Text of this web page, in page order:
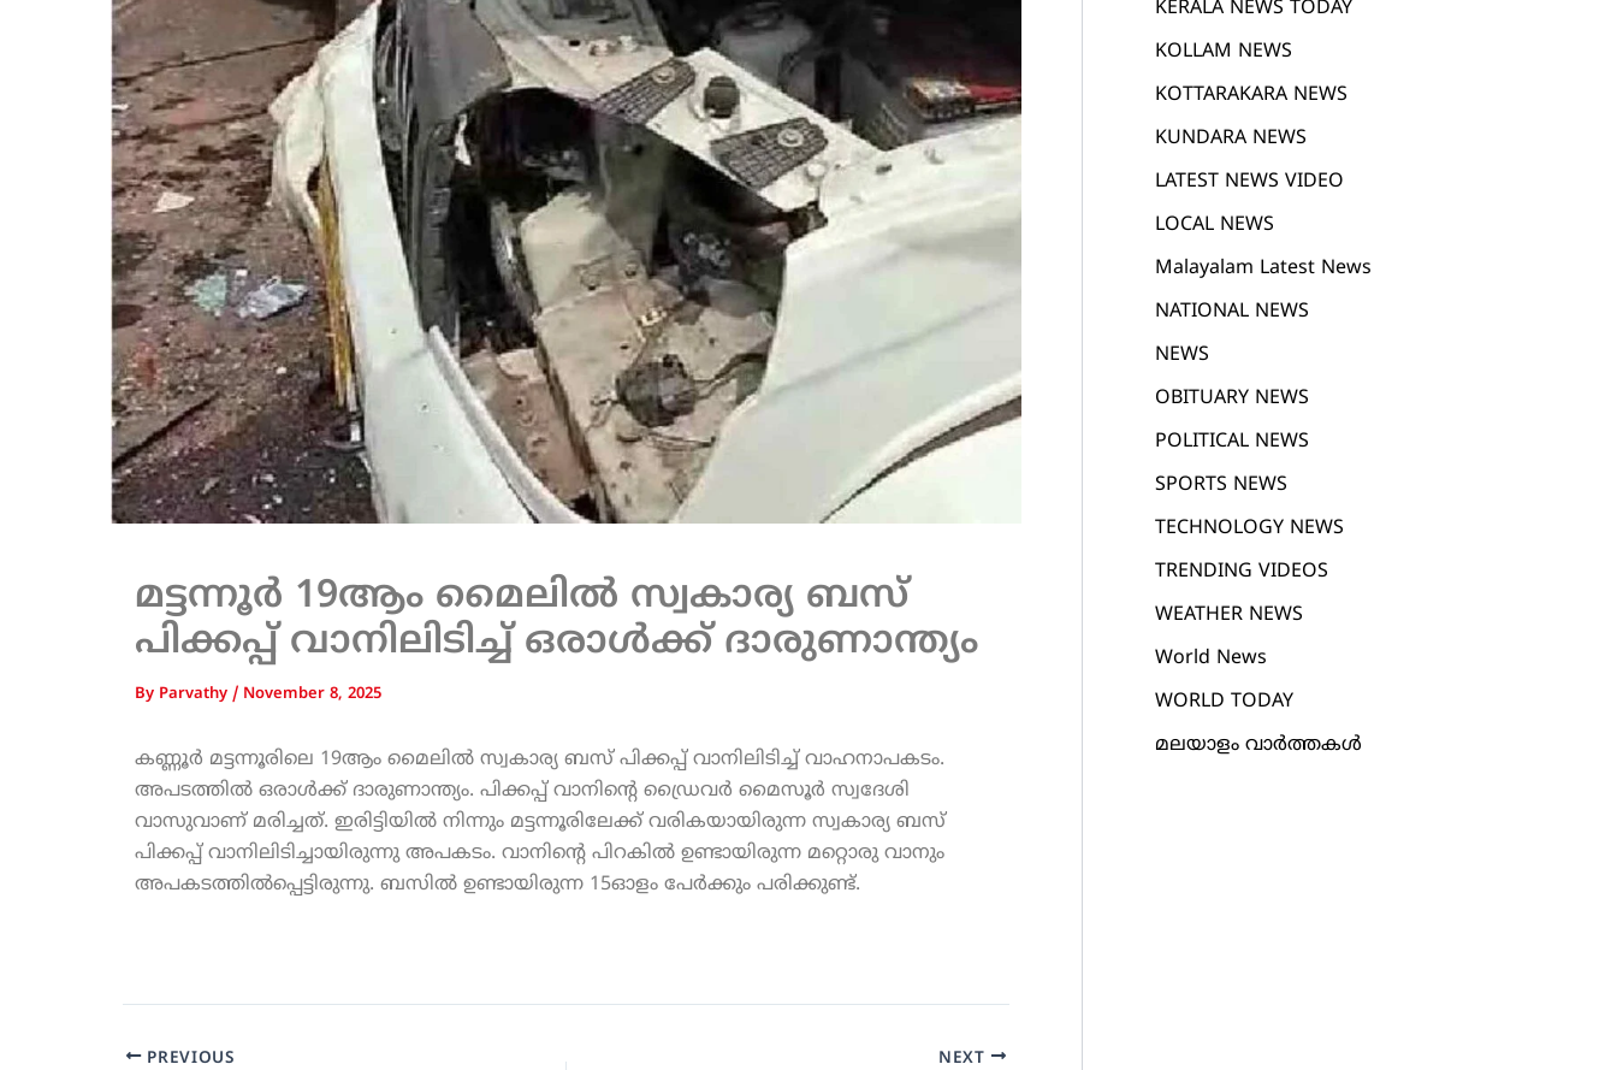
മട്ടന്നൂർ 19ആം മൈലിൽ സ്വകാര്യ ബസ്
പിക്കപ്പ് വാനിലിടിച്ച് ഒരാൾക്ക് ദാരുണാന്ത്യം
By Parvathy / November 8, 2025
കണ്ണൂർ മട്ടന്നൂരിലെ 19ആം മൈലില്‍ സ്വകാര്യ ബസ് പിക്കപ്പ് വാനിലിടിച്ച് വാഹനാപകടം.
അപടത്തില്‍ ഒരാള്‍ക്ക് ദാരുണാന്ത്യം. പിക്കപ്പ് വാനിന്റെ ഡ്രൈവര്‍ മൈസൂര്‍ സ്വദേശി
വാസുവാണ് മരിച്ചത്. ഇരിട്ടിയില്‍ നിന്നും മട്ടന്നൂരിലേക്ക് വരികയായിരുന്ന സ്വകാര്യ ബസ്
പിക്കപ്പ് വാനിലിടിച്ചായിരുന്നു അപകടം. വാനിന്റെ പിറകില്‍ ഉണ്ടായിരുന്ന മറ്റൊരു വാനും
അപകടത്തില്‍പ്പെട്ടിരുന്നു. ബസില്‍ ഉണ്ടായിരുന്ന 15ഓളം പേര്‍ക്കും പരിക്കുണ്ട്.
PREVIOUS NEXT
KERALA NEWS TODAY
KOLLAM NEWS
KOTTARAKARA NEWS
KUNDARA NEWS
LATEST NEWS VIDEO
LOCAL NEWS
Malayalam Latest News
NATIONAL NEWS
NEWS
OBITUARY NEWS
POLITICAL NEWS
SPORTS NEWS
TECHNOLOGY NEWS
TRENDING VIDEOS
WEATHER NEWS
World News
WORLD TODAY
മലയാളം വാർത്തകൾ